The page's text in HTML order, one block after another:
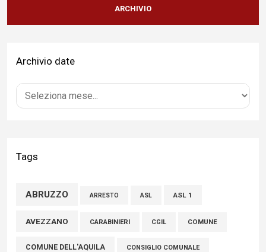
competenza e un uomo che ha saputo mettersi al servizio
conti solidi che consentono di effettuare nuovi interventi di
crescita del territorio”
FISCO, TESTA (FDI): COMPLETAMENTO RIFORMA E’
ARCHIVIO
Archivio date
Tags
ABRUZZO ARRESTO ASL ASL 1
AVEZZANO CARABINIERI CGIL COMUNE
COMUNE DELL'AQUILA CONSIGLIO COMUNALE